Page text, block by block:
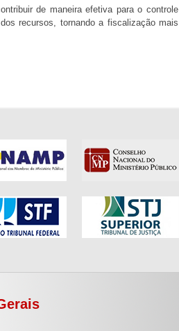
de maneira efetiva para o controle
recursos, tornando a fiscalização mais